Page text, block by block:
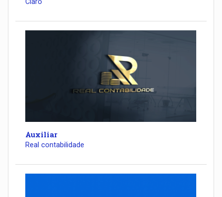
Auxiliar
Real contabilidade